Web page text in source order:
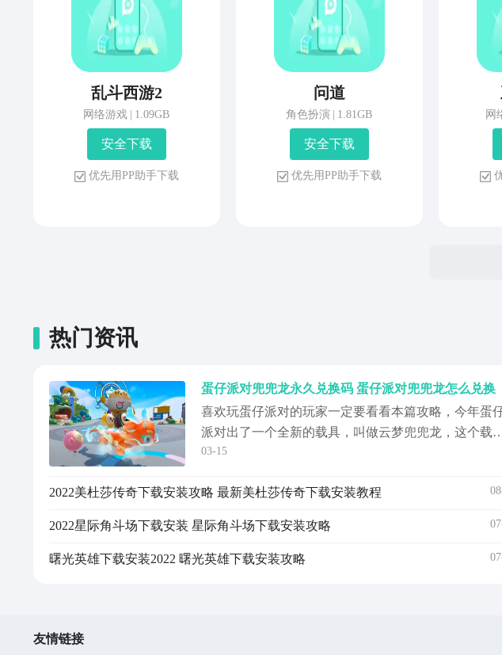
乱斗西游2
网络游戏 1.09GB
安 全 下 载
优 先 用 P P 助 手 下 载
问道
角色扮演 1.81GB
安 全 下 载
优 先 用 P P 助 手 下 载
网
热门资讯
蛋仔派对兜兜龙永久兑换码 蛋仔派对兜兜龙怎么兑换
喜欢玩蛋仔派对的玩家一定要看看本篇攻略，今年蛋
派对出了一个全新的载具，叫做云梦兜兜龙，这个载
不需要玩家购买，只需要输入兑换码兑换就可以了，那
大家整理了一些通用的兑换码，感兴趣的小伙伴就继
下面除了有兜...
03-15
2022美杜莎传奇下载安装攻略 最新美杜莎传奇下载安装教程
2022星际角斗场下载安装 星际角斗场下载安装攻略
曙光英雄下载安装2022 曙光英雄下载安装攻略
友情链接